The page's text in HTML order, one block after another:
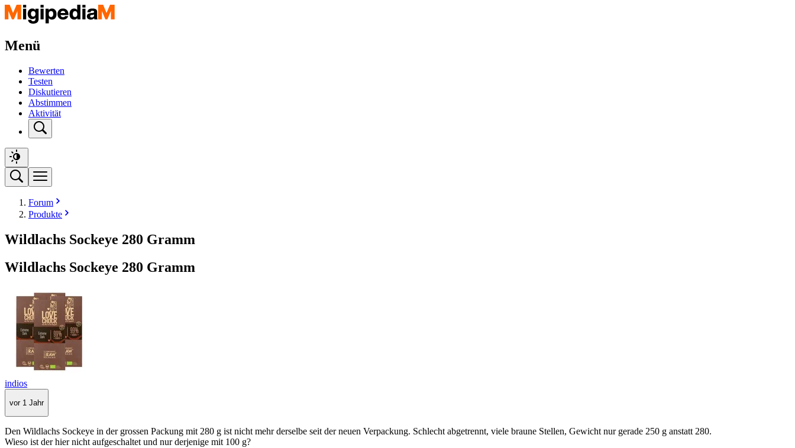
Menü
Bewerten
Testen
Diskutieren
Abstimmen
Aktivität
Forum
Produkte
Wildlachs Sockeye 280 Gramm
Wildlachs Sockeye 280 Gramm
indios
vor 1 Jahr
Den Wildlachs Sockeye in der grossen Packung mit 280 g ist nicht mehr derselbe seit der neuen Verpackung. Schlecht abgetrennt, viele braune Stellen, Gewicht nur gerade 250 g anstatt 280.
Wieso ist der hier nicht aufgeschaltet und nur derjenige mit 100 g?